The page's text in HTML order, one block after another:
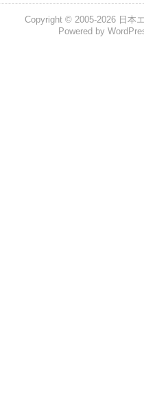
Copyright © 2005-2026 日本
Powered by